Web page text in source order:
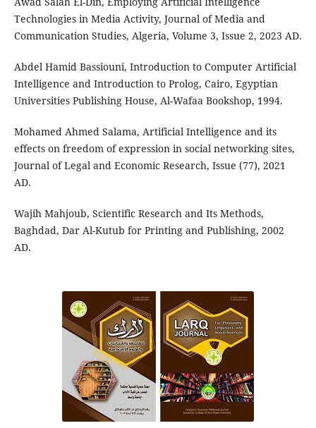
Technologies in Media Activity, Journal of Media and
Communication Studies, Algeria, Volume 3, Issue 2, 2023 AD.
Abdel Hamid Bassiouni, Introduction to Computer Artificial
Intelligence and Introduction to Prolog, Cairo, Egyptian
Universities Publishing House, Al-Wafaa Bookshop, 1994.
Mohamed Ahmed Salama, Artificial Intelligence and its
effects on freedom of expression in social networking sites,
Journal of Legal and Economic Research, Issue (77), 2021
AD.
Wajih Mahjoub, Scientific Research and Its Methods,
Baghdad, Dar Al-Kutub for Printing and Publishing, 2002
AD.